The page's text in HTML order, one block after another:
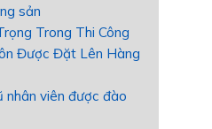
sản
Trong Thi Công
Được Đặt Lên Hàng
viên được đào